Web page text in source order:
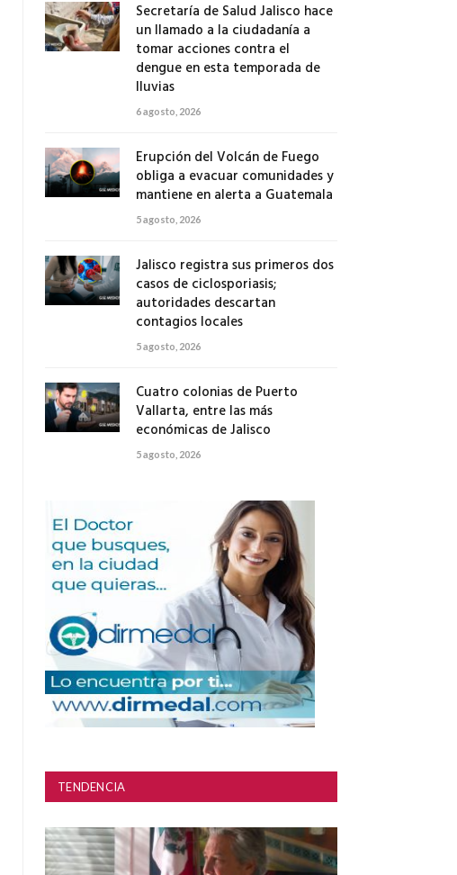
Secretaría de Salud Jalisco hace
un llamado a la ciudadanía a
tomar acciones contra el
dengue en esta temporada de
lluvias
6 agosto, 2026
Erupción del Volcán de Fuego
obliga a evacuar comunidades y
mantiene en alerta a Guatemala
5 agosto, 2026
Jalisco registra sus primeros dos
casos de ciclosporiasis;
autoridades descartan
contagios locales
5 agosto, 2026
Cuatro colonias de Puerto
Vallarta, entre las más
económicas de Jalisco
5 agosto, 2026
TENDENCIA